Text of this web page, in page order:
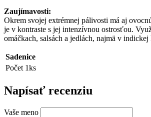
Zaujímavosti:
Okrem svojej extrémnej pálivosti má aj
je v kontraste s jej intenzívnou ostrosťou.
omáčkach, salsách a jedlách, najmä v
Sadenice
Počet 1ks
Napísať recenziu
Vaše meno